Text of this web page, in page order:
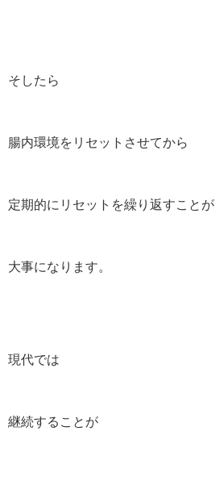
そしたら
腸内環境をリセットさせてから
定期的にリセットを繰り返すことが
大事になります。
現代では
継続することが